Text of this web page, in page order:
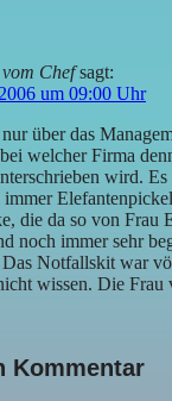
Chef sagt:
um 09:00 Uhr
über das
welcher Firma
wird.
immer
die da so von Frau
noch immer sehr
Das Notfallskit war
wissen. Die Frau
Kommentar